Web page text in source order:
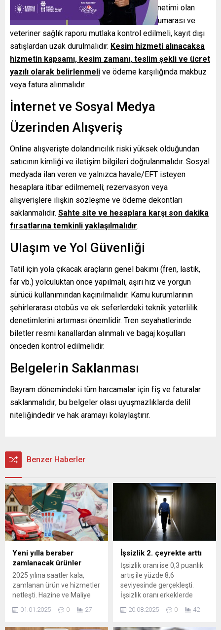
belediye veya Tarım ve Orman Bakanlığı denetimi olan
noktalar öncelikli olmalıdır. Hayvanın küpe numarası ve
veteriner sağlık raporu mutlaka kontrol edilmeli, kayıt dışı
satışlardan uzak durulmalıdır. Kesim hizmeti alınacaksa
hizmetin kapsamı, kesim zamanı, teslim şekli ve ücret
yazılı olarak belirlenmeli ve ödeme karşılığında makbuz
veya fatura alınmalıdır.
İnternet ve Sosyal Medya
Üzerinden Alışveriş
Online alışverişte dolandırıcılık riski yüksek olduğundan
satıcının kimliği ve iletişim bilgileri doğrulanmalıdır. Sosyal
medyada ilan veren ve yalnızca havale/EFT isteyen
hesaplara itibar edilmemeli; rezervasyon veya
alışverişlere ilişkin sözleşme ve ödeme dekontları
saklanmalıdır. Sahte site ve hesaplara karşı son dakika
fırsatlarına temkinli yaklaşılmalıdır.
Ulaşım ve Yol Güvenliği
Tatil için yola çıkacak araçların genel bakımı (fren, lastik,
far vb.) yolculuktan önce yapılmalı, aşırı hız ve yorgun
sürücü kullanımından kaçınılmalıdır. Kamu kurumlarının
şehirlerarası otobüs ve ek seferlerdeki teknik yeterlilik
denetimlerini artırması önemlidir. Tren seyahatlerinde
biletler resmi kanallardan alınmalı ve bagaj koşulları
önceden kontrol edilmelidir.
Belgelerin Saklanması
Bayram dönemindeki tüm harcamalar için fiş ve faturalar
saklanmalıdır; bu belgeler olası uyuşmazlıklarda delil
niteliğindedir ve hak aramayı kolaylaştırır.
Benzer Haberler
Yeni yılla beraber
zamlanacak ürünler
2025 yılına saatler kala,
zamlanan ürün ve hizmetler
netleşti. Hazine ve Maliye
Bakanlığı tarafından
açıklanan yeni
01.01.2025 0 27
İşsizlik 2. çeyrekte arttı
İşsizlik oranı ise 0,3 puanlık
artış ile yüzde 8,6
seviyesinde gerçekleşti.
İşsizlik oranı erkeklerde
yüzde 7,0, kadınlarda yüzde
11,6 olarak açıklandı.
20.08.2025 0 42